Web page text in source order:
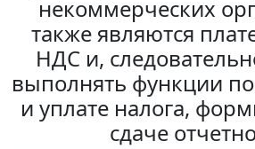
некоммерческих
также являются
НДС и,
выполнять функции
и уплате налога,
сдаче